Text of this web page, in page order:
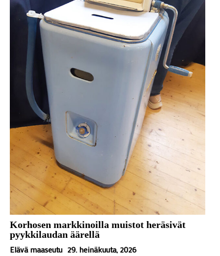
Korhosen markkinoilla muistot heräsivät
pyykkilaudan äärellä
Elävä maaseutu 29. heinäkuuta, 2026